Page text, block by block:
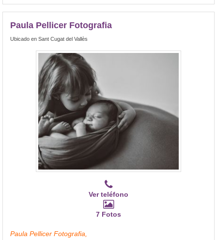
Paula Pellicer Fotografia
Ubicado en Sant Cugat del Vallès
Ver teléfono
7 Fotos
Paula Pellicer Fotografia,